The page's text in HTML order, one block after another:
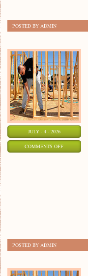
POSTED BY ADMIN
JULY - 4 - 2026
COMMENTS OFFON
POSTED BY ADMIN